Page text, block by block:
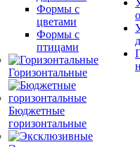
Формы с
цветами
Формы с
птицами
Горизонтальные
Бюджетные
горизонтальные